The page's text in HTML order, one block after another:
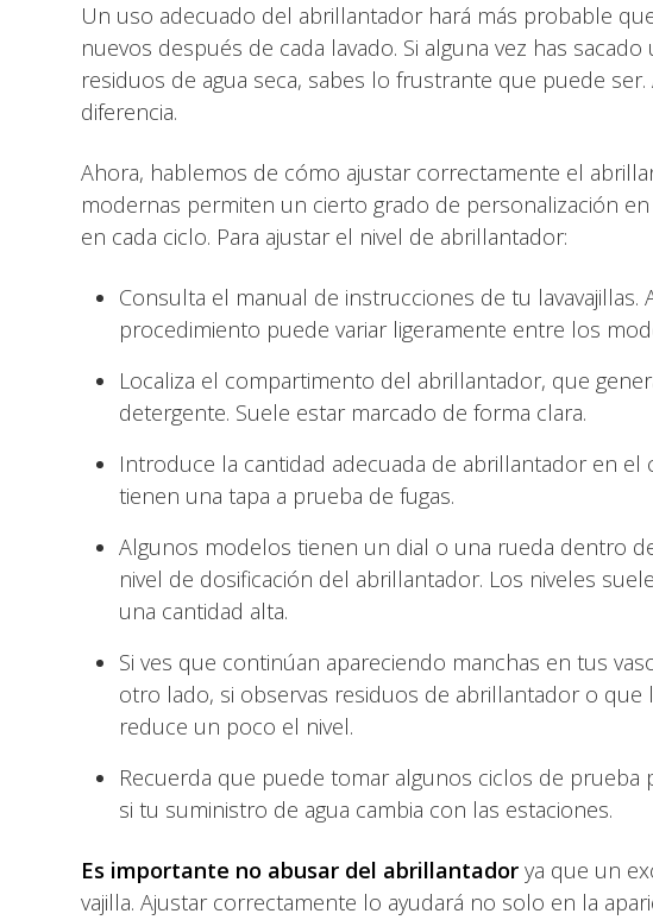
Un uso adecuado del abrillantador hará más probable
nuevos después de cada lavado. Si alguna vez has
residuos de agua seca, sabes lo frustrante que puede
diferencia.
Ahora, hablemos de cómo ajustar correctamente el
modernas permiten un cierto grado de personalización
en cada ciclo. Para ajustar el nivel de abrillantador:
Consulta el manual de instrucciones de tu
procedimiento puede variar ligeramente entre los
Localiza el compartimento del abrillantador, que
detergente. Suele estar marcado de forma clara.
Introduce la cantidad adecuada de abrillantador en
tienen una tapa a prueba de fugas.
Algunos modelos tienen un dial o una rueda dentro
nivel de dosificación del abrillantador. Los niveles
una cantidad alta.
Si ves que continúan apareciendo manchas en tus
otro lado, si observas residuos de abrillantador o
reduce un poco el nivel.
Recuerda que puede tomar algunos ciclos de
si tu suministro de agua cambia con las estaciones.
Es importante no abusar del abrillantador ya que un
vajilla. Ajustar correctamente lo ayudará no solo en la